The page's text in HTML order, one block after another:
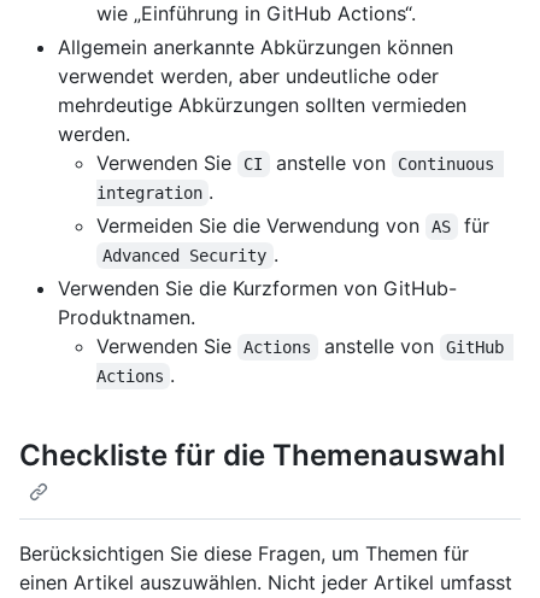
wie „Einführung in GitHub Actions“.
Allgemein anerkannte Abkürzungen können
verwendet werden, aber undeutliche oder
mehrdeutige Abkürzungen sollten vermieden
werden.
Verwenden Sie
CI anstelle von
Continuous
integration .
Vermeiden Sie die Verwendung von
AS für
Advanced Security .
Verwenden Sie die Kurzformen von GitHub-
Produktnamen.
Verwenden Sie
Actions anstelle von
GitHub
Actions .
Checkliste für die Themenauswahl
Berücksichtigen Sie diese Fragen, um Themen für
einen Artikel auszuwählen. Nicht jeder Artikel umfasst